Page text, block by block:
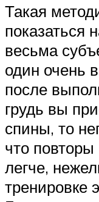
Такая
показаться
весьма
один очень
после
грудь вы
спины, то
что повторы
легче,
тренировке